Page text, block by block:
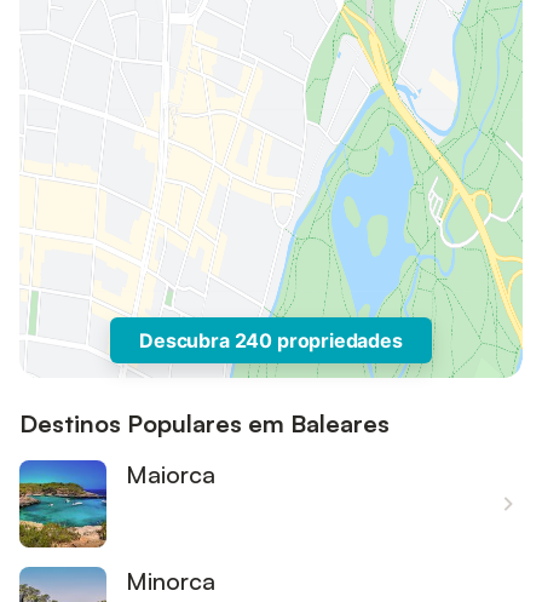
Descubra 240 propriedades
Destinos Populares em Baleares
Maiorca
Minorca